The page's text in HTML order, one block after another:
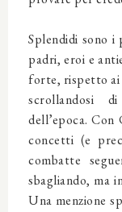
Splendidi sono i
padri, eroi e
forte, rispetto ai
scrollandosi
dell’epoca.
concetti (e
combatte
sbagliando, ma
Una menzione